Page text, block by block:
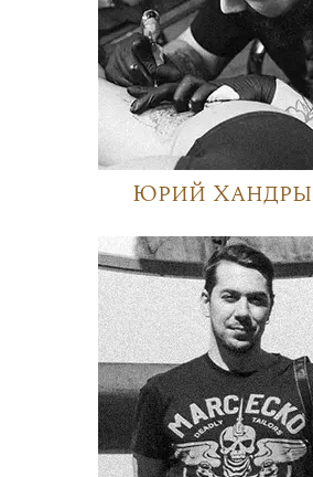
Юрий